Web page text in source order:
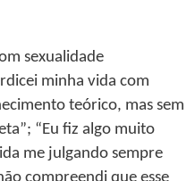
sexualidade
minha vida com
teórico, mas sem
“Eu fiz algo muito
me julgando sempre